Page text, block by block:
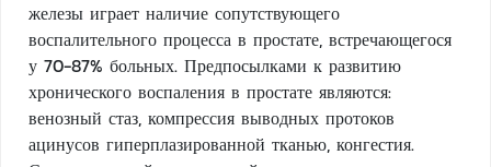
железы играет наличие сопутствующего
воспалительного процесса в простате, встречающегося
у 70-87% больных. Предпосылками к развитию
хронического воспаления в простате являются:
венозный стаз, компрессия выводных протоков
ацинусов гиперплазированной тканью, конгестия.